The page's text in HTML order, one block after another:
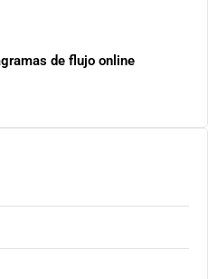
de flujo online